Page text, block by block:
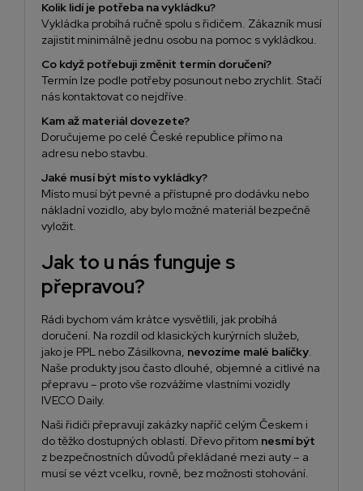
Kolik lidí je potřeba na vykládku?
Vykládka probíhá ručně spolu s řidičem. Zákazník musí
zajistit minimálně jednu osobu na pomoc s vykládkou.
Co když potřebuji změnit termín doručení?
Termín lze podle potřeby posunout nebo zrychlit. Stačí
nás kontaktovat co nejdříve.
Kam až materiál dovezete?
Doručujeme po celé České republice přímo na
adresu nebo stavbu.
Jaké musí být místo vykládky?
Místo musí být pevné a přístupné pro dodávku nebo
nákladní vozidlo, aby bylo možné materiál bezpečně
vyložit.
Jak to u nás funguje s
přepravou?
Rádi bychom vám krátce vysvětlili, jak probíhá
doručení. Na rozdíl od klasických kurýrních služeb,
jako je PPL nebo Zásilkovna, nevozíme malé balíčky.
Naše produkty jsou často dlouhé, objemné a citlivé na
přepravu – proto vše rozvážíme vlastními vozidly
IVECO Daily.
Naši řidiči přepravují zakázky napříč celým Českem i
do těžko dostupných oblastí. Dřevo přitom nesmí být
z bezpečnostních důvodů překládané mezi auty – a
musí se vézt vcelku, rovně, bez možnosti stohování.